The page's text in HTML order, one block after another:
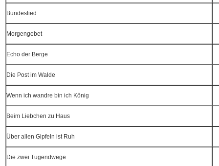
Bundeslied
Morgengebet
Echo der Berge
Die Post im Walde
Wenn ich wandre bin ich König
Beim Liebchen zu Haus
Über allen Gipfeln ist Ruh
Die zwei Tugendwege